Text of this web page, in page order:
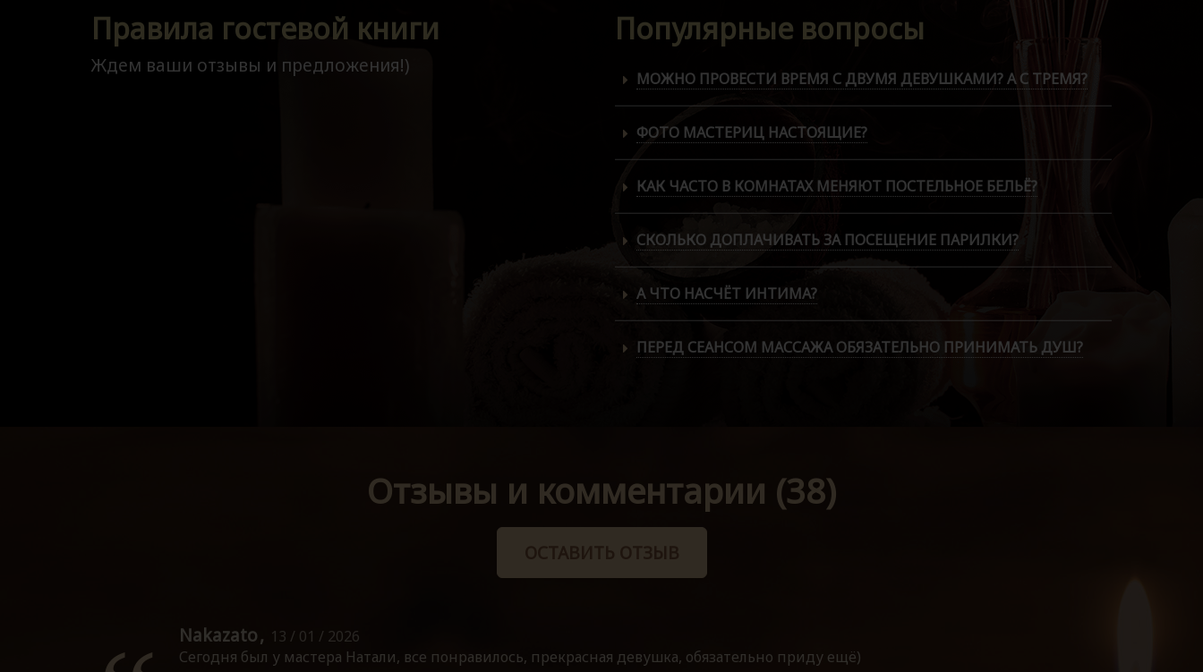
Правила гостевой книги
Ждем ваши отзывы и предложения!)
Популярные вопросы
МОЖНО ПРОВЕСТИ ВРЕМЯ С ДВУМЯ ДЕВУШКАМИ? А С ТРЕМЯ?
ФОТО МАСТЕРИЦ НАСТОЯЩИЕ?
КАК ЧАСТО В КОМНАТАХ МЕНЯЮТ ПОСТЕЛЬНОЕ БЕЛЬЁ?
СКОЛЬКО ДОПЛАЧИВАТЬ ЗА ПОСЕЩЕНИЕ ПАРИЛКИ?
А ЧТО НАСЧЁТ ИНТИМА?
ПЕРЕД СЕАНСОМ МАССАЖА ОБЯЗАТЕЛЬНО ПРИНИМАТЬ ДУШ?
Отзывы и комментарии (38)
Nakazato
13 / 01 / 2026
Сегодня был у мастера Натали, все понравилось, прекрасная девушка, обязательно приду ещё)